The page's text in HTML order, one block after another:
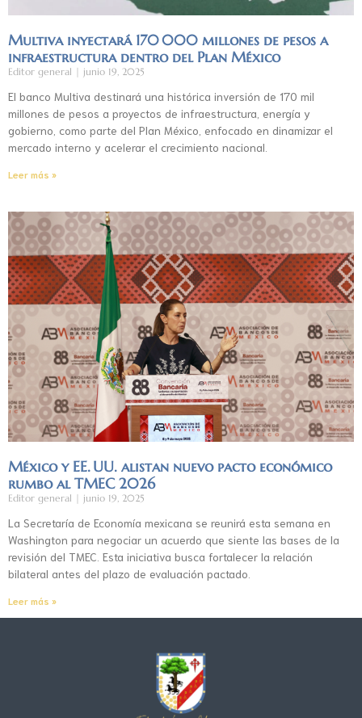
Multiva inyectará 170 000 millones de pesos a
infraestructura dentro del Plan México
Editor general junio 19, 2025
El banco Multiva destinará una histórica inversión de 170 mil
millones de pesos a proyectos de infraestructura, energía y
gobierno, como parte del Plan México, enfocado en dinamizar el
mercado interno y acelerar el crecimiento nacional.
Leer más »
México y EE. UU. alistan nuevo pacto económico
rumbo al TMEC 2026
Editor general junio 19, 2025
La Secretaría de Economía mexicana se reunirá esta semana en
Washington para negociar un acuerdo que siente las bases de la
revisión del TMEC. Esta iniciativa busca fortalecer la relación
bilateral antes del plazo de evaluación pactado.
Leer más »